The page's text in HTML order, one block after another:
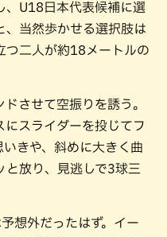
、U18日本代表候補に選
、当然歩かせる選択肢は
つ二人が約18メートルの
させて空振りを誘う。
にスライダーを投じてフ
きや、斜めに大きく曲
と放り、見逃しで3球三
想外だったはず。イー